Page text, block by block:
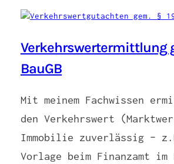
Verkehrswertermittlung
BauGB
Mit meinem Fachwissen
den Verkehrswert
Immobilie zuverlässig –
Vorlage beim Finanzamt im